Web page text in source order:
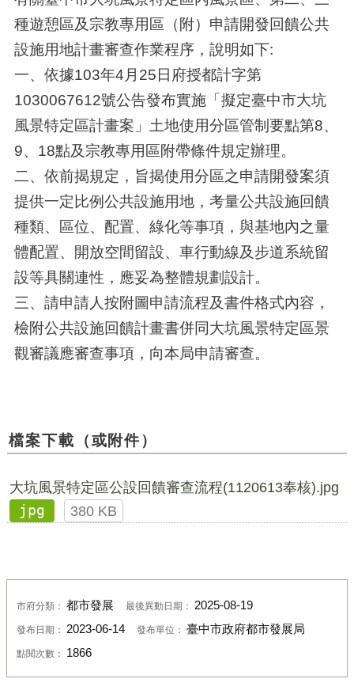
種遊憩區及宗教專用區（附）申請開發回饋公共
設施用地計畫審查作業程序，說明如下:
一、依據103年4月25日府授都計字第
1030067612號公告發布實施「擬定臺中市大坑
風景特定區計畫案」土地使用分區管制要點第8、
9、18點及宗教專用區附帶條件規定辦理。
二、依前揭規定，旨揭使用分區之申請開發案須
提供一定比例公共設施用地，考量公共設施回饋
種類、區位、配置、綠化等事項，與基地內之量
體配置、開放空間留設、車行動線及步道系統留
設等具關連性，應妥為整體規劃設計。
三、請申請人按附圖申請流程及書件格式內容，
檢附公共設施回饋計畫書併同大坑風景特定區景
觀審議應審查事項，向本局申請審查。
檔案下載（或附件）
大坑風景特定區公設回饋審查流程(1120613奉核).jpg
jpg
380 KB
市府分類： 都市發展 最後異動日期： 2025-08-19
發布日期： 2023-06-14 發布單位： 臺中市政府都市發展局
點閱次數： 1866